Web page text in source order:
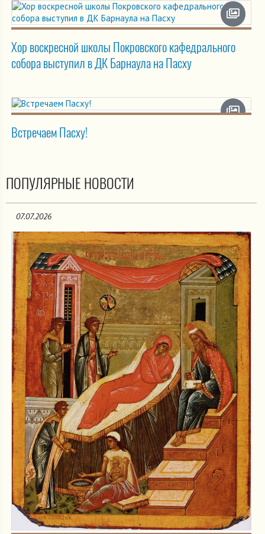
Хор воскресной школы Покровского кафедрального
собора выступил в ДК Барнаула на Пасху
Встречаем Пасху!
ПОПУЛЯРНЫЕ НОВОСТИ
07.07.2026